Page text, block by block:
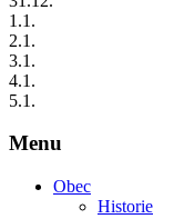
1 .1.
2.1.
3.1.
4.1.
5.1.
Menu
Obec
Historie